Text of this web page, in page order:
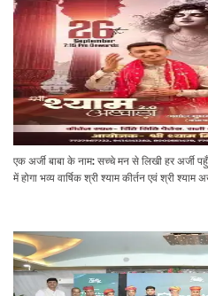
एक अर्जी बाबा के नाम: सच्चे मन से लिखी हर अर्जी
में होगा भव्य वार्षिक श्री श्याम कीर्तन एवं श्री श्याम